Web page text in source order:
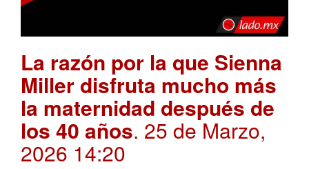
La razón por la que Sienna
Miller disfruta mucho más
la maternidad después de
los 40 años. 25 de Marzo,
2026 14:20